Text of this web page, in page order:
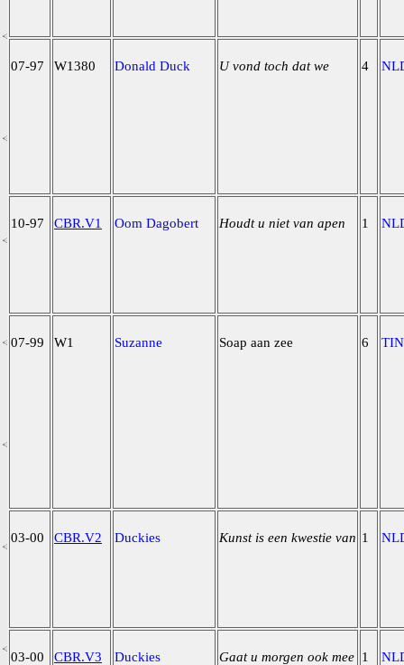
07-97 W1380 Donald Duck U vond toch dat we 4
10-97 CBR.V1 Oom Dagobert Houdt u niet van apen 1
07-99 W1 Suzanne Soap aan zee 6 TIN
03-00 CBR.V2 Duckies Kunst is een kwestie van 1
03-00 CBR.V3 Duckies Gaat u morgen ook mee 1